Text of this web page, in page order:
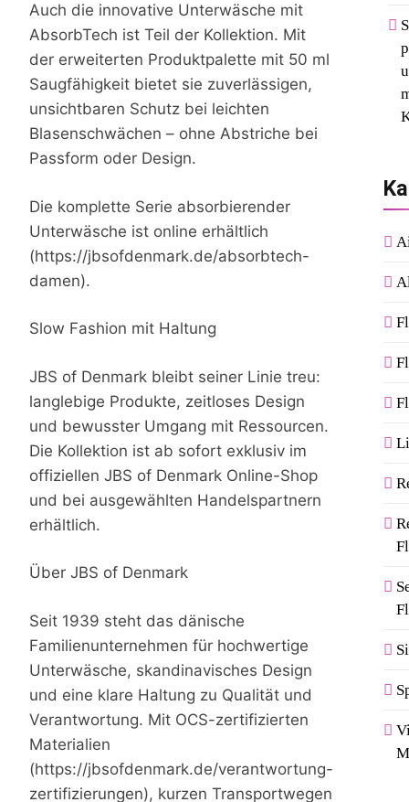
Auch die innovative Unterwäsche mit
AbsorbTech ist Teil der Kollektion. Mit
der erweiterten Produktpalette mit 50 ml
Saugfähigkeit bietet sie zuverlässigen,
unsichtbaren Schutz bei leichten
Blasenschwächen – ohne Abstriche bei
Passform oder Design.
Die komplette Serie absorbierender
Unterwäsche ist online erhältlich
(https://jbsofdenmark.de/absorbtech-
damen).
Slow Fashion mit Haltung
JBS of Denmark bleibt seiner Linie treu:
langlebige Produkte, zeitloses Design
und bewusster Umgang mit Ressourcen.
Die Kollektion ist ab sofort exklusiv im
offiziellen JBS of Denmark Online-Shop
und bei ausgewählten Handelspartnern
erhältlich.
Über JBS of Denmark
Seit 1939 steht das dänische
Familienunternehmen für hochwertige
Unterwäsche, skandinavisches Design
und eine klare Haltung zu Qualität und
Verantwortung. Mit OCS-zertifizierten
Materialien
(https://jbsofdenmark.de/verantwortung-
zertifizierungen), kurzen Transportwegen